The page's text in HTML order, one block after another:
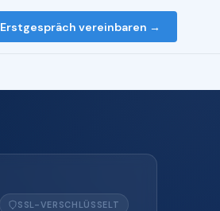
Erstgespräch vereinbaren →
SSL-VERSCHLÜSSELT